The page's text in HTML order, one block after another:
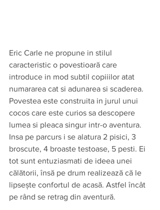
Eric Carle ne propune in stilul
caracteristic o povestioară care
introduce in mod subtil copiiilor atat
numararea cat si adunarea si scaderea.
Povestea este construita in jurul unui
cocos care este curios sa descopere
lumea si pleaca singur intr-o aventura.
Insa pe parcurs i se alatura 2 pisici, 3
broscute, 4 broaste testoase, 5 pesti. Ei
tot sunt entuziasmati de ideea unei
călătorii, însă pe drum realizează că le
lipsește confortul de acasă. Astfel încât
pe rând se retrag din aventură.